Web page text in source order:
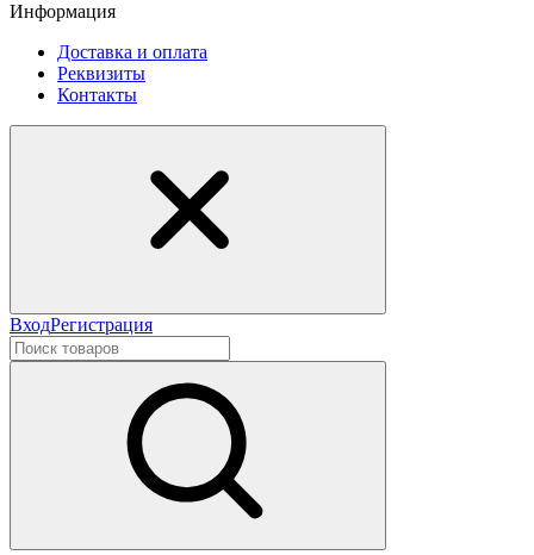
Информация
Доставка и оплата
Реквизиты
Контакты
ВходРегистрация